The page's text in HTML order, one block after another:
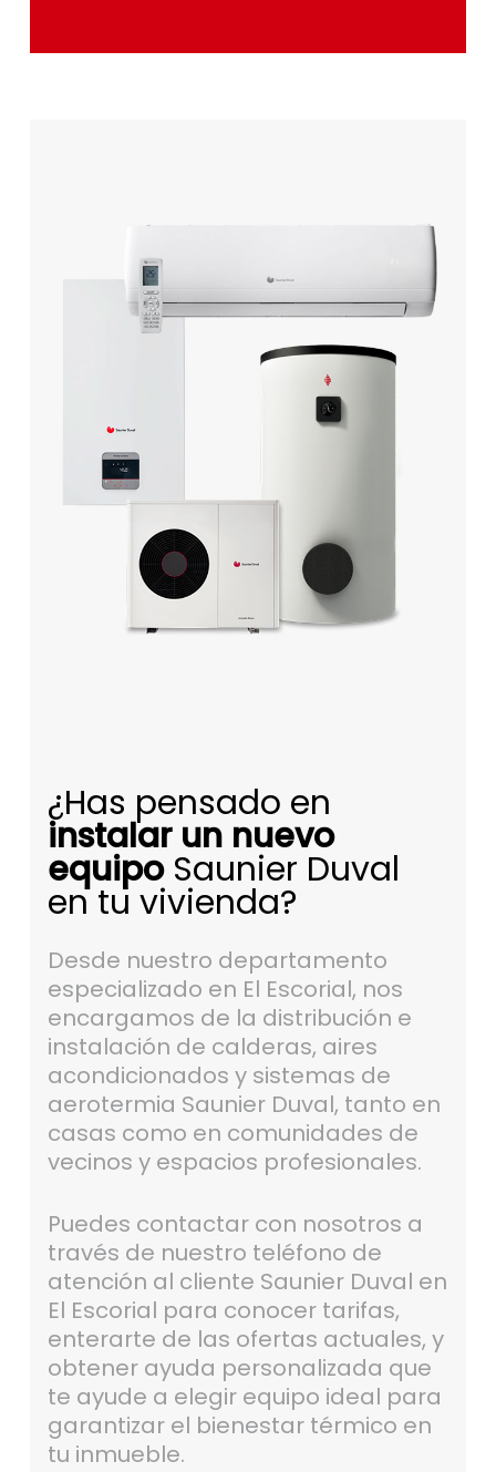
¿Has pensado en
instalar un nuevo
equipoSaunier Duval
en tu vivienda?
Desde nuestro departamento
especializado en El Escorial, nos
encargamos de la distribución e
instalación de calderas, aires
acondicionados y sistemas de
aerotermia Saunier Duval, tanto en
casas como en comunidades de
vecinos y espacios profesionales.
Puedes contactar con nosotros a
través de nuestro teléfono de
atención al cliente Saunier Duval en
El Escorial para conocer tarifas,
enterarte de las ofertas actuales, y
obtener ayuda personalizada que
te ayude a elegir equipo ideal para
garantizar el bienestar térmico en
tu inmueble.